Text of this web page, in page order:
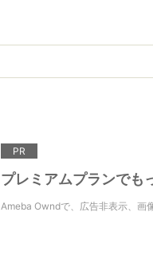
PR
プレミアムプランでも
Ameba Owndで、広告非表示、画